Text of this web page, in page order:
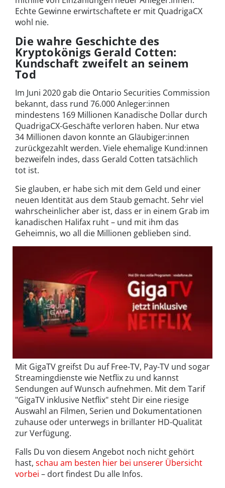
Echte Gewinne erwirtschaftete er mit QuadrigaCX
wohl nie.
Die wahre Geschichte des
Kryptokönigs Gerald Cotten:
Kundschaft zweifelt an seinem
Tod
Im Juni 2020 gab die Ontario Securities Commission
bekannt, dass rund 76.000 Anleger:innen
mindestens 169 Millionen Kanadische Dollar durch
QuadrigaCX-Geschäfte verloren haben. Nur etwa
34 Millionen davon konnte an Gläubiger:innen
zurückgezahlt werden. Viele ehemalige Kund:innen
bezweifeln indes, dass Gerald Cotten tatsächlich
tot ist.
Sie glauben, er habe sich mit dem Geld und einer
neuen Identität aus dem Staub gemacht. Sehr viel
wahrscheinlicher aber ist, dass er in einem Grab im
kanadischen Halifax ruht – und mit ihm das
Geheimnis, wo all die Millionen geblieben sind.
Mit GigaTV greifst Du auf Free-TV, Pay-TV und sogar
Streamingdienste wie Netflix zu und kannst
Sendungen auf Wunsch aufnehmen. Mit dem Tarif
"GigaTV inklusive Netflix" steht Dir eine riesige
Auswahl an Filmen, Serien und Dokumentationen
zuhause oder unterwegs in brillanter HD-Qualität
zur Verfügung.
Falls Du von diesem Angebot noch nicht gehört
hast, schau am besten hier bei unserer Übersicht
vorbei – dort findest Du alle Infos.